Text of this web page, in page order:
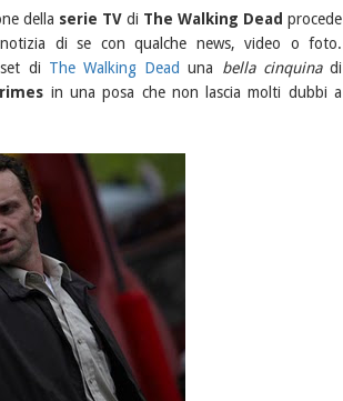
della serie TV di The Walking Dead procede
di se con qualche news, video o foto.
di The Walking Dead una bella cinquinadi
in una posa che non lascia molti dubbi a